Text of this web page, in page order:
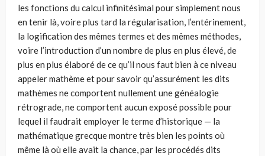
les fonctions du calcul infinitésimal pour simplement nous
en tenir là, voire plus tard la régularisation, l’entérinement,
la logification des mêmes termes et des mêmes méthodes,
voire l’introduction d’un nombre de plus en plus élevé, de
plus en plus élaboré de ce qu’il nous faut bien à ce niveau
appeler mathème et pour savoir qu’assurément les dits
mathèmes ne comportent nullement une généalogie
rétrograde, ne comportent aucun exposé possible pour
lequel il faudrait employer le terme d’historique — la
mathématique grecque montre très bien les points où
même là où elle avait la chance, par les procédés dits